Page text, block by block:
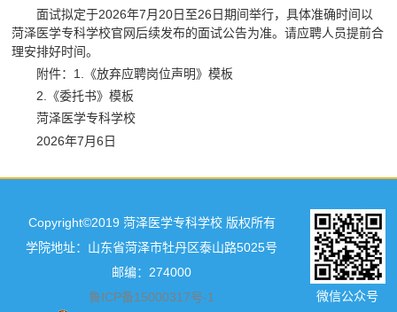
面试拟定于2026年7月20日至26日期间举行，具体准确时间以
菏泽医学专科学校官网后续发布的面试公告为准。请应聘人员提前合
理安排好时间。
附件：1.《放弃应聘岗位声明》模板
2.《委托书》模板
菏泽医学专科学校
2026年7月6日
Copyright©2019 菏泽医学专科学校 版权所有
学院地址：山东省菏泽市牡丹区泰山路5025号
邮编：274000
鲁ICP备15000317号-1
微信公众号